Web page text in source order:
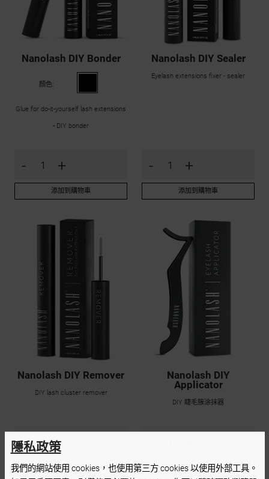
Nanolash DIY Bonder
顏色:
Glue for do-it-yourself lash extensions
- DIY bonder
- +
添加到購物車
Nanolash DIY Sealer
Eyelash extensions fixer - sealer
- +
添加到購物車
Nanolash DIY Remover
DIY lash cluster remover
- +
添加到購物車
Nanolash DIY
Applicator
DIY 睫毛簇涂抹器
添加到購物車
隱私政策
我們的網站使用 cookies，也使用第三方 cookies 以使用外部工具。